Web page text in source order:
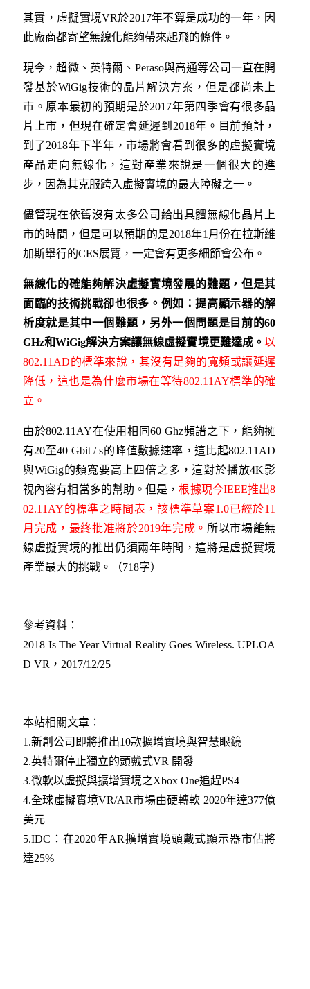
其實，虛擬實境VR於2017年不算是成功的一年，因
此廠商都寄望無線化能夠帶來起飛的條件。
現今，超微、英特爾、Peraso與高通等公司一直在開
發基於WiGig技術的晶片解決方案，但是都尚未上
市。原本最初的預期是於2017年第四季會有很多晶
片上市，但現在確定會延遲到2018年。目前預計，
到了2018年下半年，市場將會看到很多的虛擬實境
產品走向無線化，這對產業來說是一個很大的進
步，因為其克服跨入虛擬實境的最大障礙之一。
儘管現在依舊沒有太多公司給出具體無線化晶片上
市的時間，但是可以預期的是2018年1月份在拉斯維
加斯舉行的CES展覽，一定會有更多細節會公布。
無線化的確能夠解決虛擬實境發展的難題，但是其
面臨的技術挑戰卻也很多。例如：提高顯示器的解
析度就是其中一個難題，另外一個問題是目前的60
GHz和WiGig解決方案讓無線虛擬實境更難達成。以
802.11AD的標準來說，其沒有足夠的寬頻或讓延遲
降低，這也是為什麼市場在等待802.11AY標準的確
立。
由於802.11AY在使用相同60 Ghz頻譜之下，能夠擁
有20至40 Gbit / s的峰值數據速率，這比起802.11AD
與WiGig的頻寬要高上四倍之多，這對於播放4K影
視內容有相當多的幫助。但是，根據現今IEEE推出8
02.11AY的標準之時間表，該標準草案1.0已經於11
月完成，最終批准將於2019年完成。 所以市場離無
線虛擬實境的推出仍須兩年時間，這將是虛擬實境
產業最大的挑戰。（718字）
參考資料：
2018 Is The Year Virtual Reality Goes Wireless. UPLOA
D VR，2017/12/25
本站相關文章：
1.新創公司即將推出10款擴增實境與智慧眼鏡
2.英特爾停止獨立的頭戴式VR 開發
3.微軟以虛擬與擴增實境之Xbox One追趕PS4
4.全球虛擬實境VR/AR市場由硬轉軟 2020年達377億
美元
5.IDC：在2020年AR擴增實境頭戴式顯示器市佔將
達25%